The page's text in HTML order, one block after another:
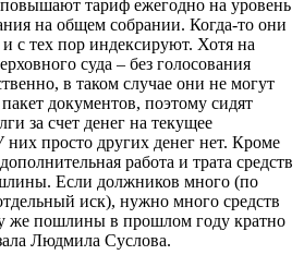
тариф ежегодно на уровень
на общем собрании. Когда-то они
с тех пор индексируют. Хотя на
суда – без голосования
в таком случае они не могут
документов, поэтому сидят
за счет денег на текущее
просто других денег нет. Кроме
работа и трата средств
Если должников много (по
иск), нужно много средств
же пошлины в прошлом году кратно
Людмила Суслова.